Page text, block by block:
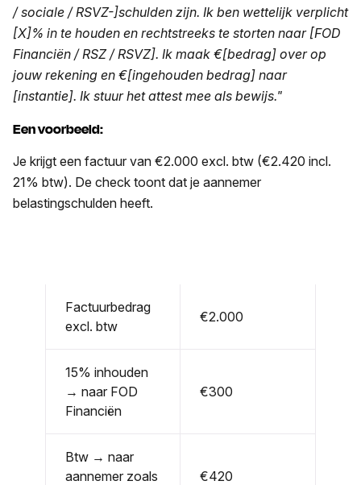
/ sociale / RSVZ-]schulden zijn. Ik ben wettelijk verplicht
[X]% in te houden en rechtstreeks te storten naar [FOD
Financiën / RSZ / RSVZ]. Ik maak €[bedrag] over op
jouw rekening en €[ingehouden bedrag] naar
[instantie]. Ik stuur het attest mee als bewijs."
Een voorbeeld:
Je krijgt een factuur van €2.000 excl. btw (€2.420 incl.
21% btw). De check toont dat je aannemer
belastingschulden heeft.
Factuurbedrag
excl. btw
€2.000
15% inhouden
→ naar FOD
Financiën
€300
Btw → naar
aannemer zoals
€420